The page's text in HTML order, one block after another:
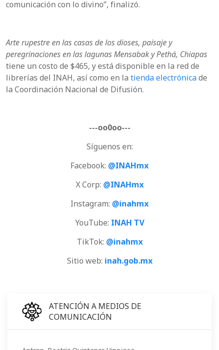
comunicación con lo divino”, finalizó.
Arte rupestre en las casas de los dioses, paisaje y
peregrinaciones en las lagunas Mensabak y Pethá, Chiapas
tiene un costo de $465, y está disponible en la red de
librerías del INAH, así como en la tienda electrónicade
la Coordinación Nacional de Difusión.
---oo0oo---
Síguenos en:
Facebook: @INAHmx
X Corp: @INAHmx
Instagram: @inahmx
YouTube: INAH TV
TikTok: @inahmx
Sitio web: inah.gob.mx
ATENCIÓN A MEDIOS DE
COMUNICACIÓN